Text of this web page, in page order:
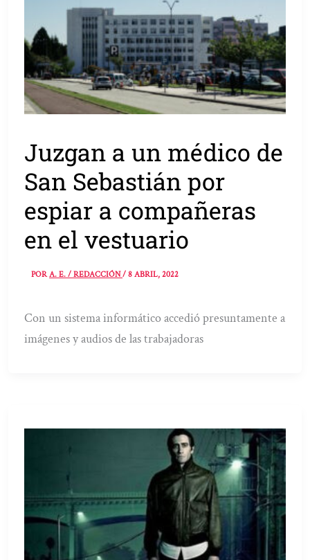
Juzgan a un médico de
San Sebastián por
espiar a compañeras
en el vestuario
PORA. E. / REDACCIÓN/8 ABRIL, 2022
Con un sistema informático accedió presuntamente a
imágenes y audios de las trabajadoras